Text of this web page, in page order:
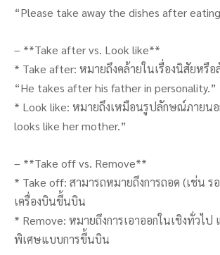
“Please take away the dishes after
– **Take after vs. Look like**
* Take after: หมายถึงคล้ายในเรื่องนิสัยหรื
“He takes after his father in personality.”
* Look like: หมายถึงเหมือนรูปลักษณ์ภายนอ
looks like her mother.”
– **Take off vs. Remove**
* Take off: สามารถหมายถึงการถอด (เช่น ร
เครื่องบินขึ้นบิน
* Remove: หมายถึงการเอาออกในเชิงทั่วไ
พิเศษแบบการขึ้นบิน